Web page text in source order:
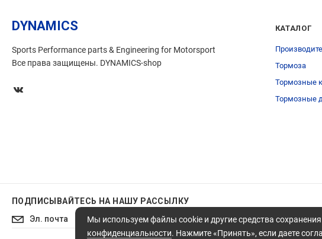
Мы используем файлы cookie и другие средства
конфиденциальности. Нажмите «Принять», если даете
DYNAMICS
Sports Performance parts & Engineering for Motorsport
Все права защищены. DYNAMICS-shop
КАТАЛОГ
Тормоза
Тормозные
Тормозные
ПОДПИСЫВАЙТЕСЬ НА НАШУ РАССЫЛКУ
Подписаться